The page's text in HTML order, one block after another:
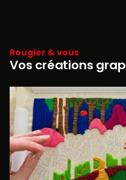
Rougier & vous
Vos créations